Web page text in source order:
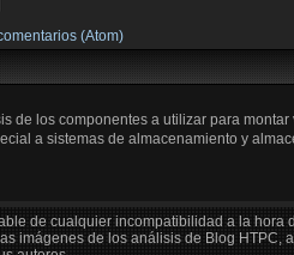
(Atom)
de los componentes a utilizar para
a sistemas de almacenamiento y
de cualquier incompatibilidad a la
imágenes de los análisis de Blog